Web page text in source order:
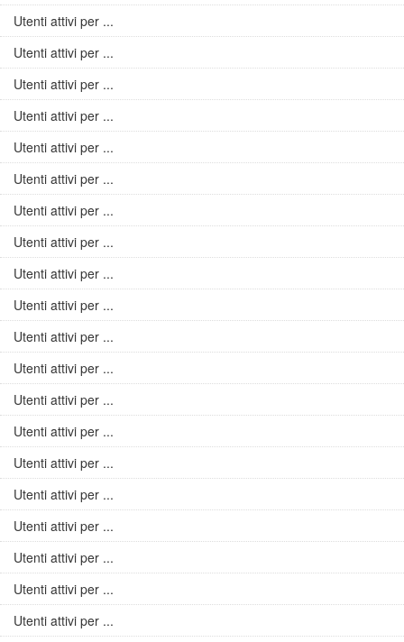
Utenti attivi per ...
Utenti attivi per ...
Utenti attivi per ...
Utenti attivi per ...
Utenti attivi per ...
Utenti attivi per ...
Utenti attivi per ...
Utenti attivi per ...
Utenti attivi per ...
Utenti attivi per ...
Utenti attivi per ...
Utenti attivi per ...
Utenti attivi per ...
Utenti attivi per ...
Utenti attivi per ...
Utenti attivi per ...
Utenti attivi per ...
Utenti attivi per ...
Utenti attivi per ...
Utenti attivi per ...